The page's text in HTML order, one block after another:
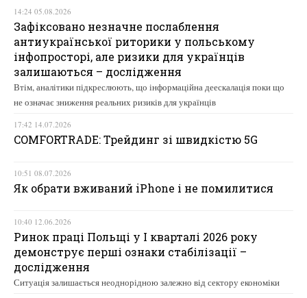
14:24 05.08.2026
Зафіксовано незначне послаблення
антиукраїнської риторики у польському
інфопросторі, але ризики для українців
залишаються – дослідження
Втім, аналітики підкреслюють, що інформаційна деескалація поки що
не означає зниження реальних ризиків для українців
17:42 14.07.2026
COMFORTRADE: Трейдинг зі швидкістю 5G
10:51 08.07.2026
Як обрати вживаний iPhone і не помилитися
10:40 12.06.2026
Ринок праці Польщі у І кварталі 2026 року
демонструє перші ознаки стабілізації –
дослідження
Ситуація залишається неоднорідною залежно від сектору економіки